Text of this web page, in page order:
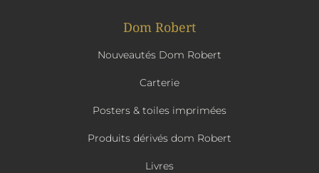
Dom Robert
Nouveautés Dom Robert
Carterie
Posters & toiles imprimées
Produits dérivés dom Robert
Livres